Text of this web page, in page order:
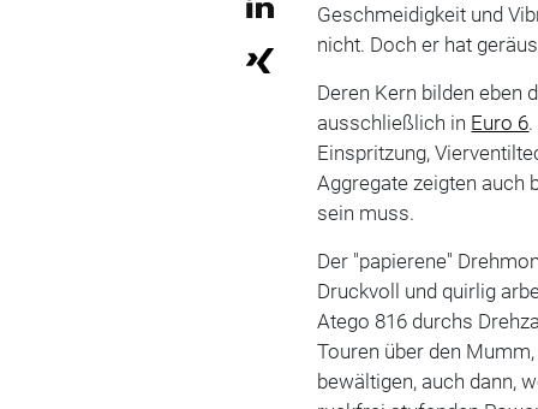
Geschmeidigkeit und
nicht. Doch er hat
Deren Kern bilden eben
ausschließlich in Euro 6
Einspritzung,
Aggregate zeigten auch
sein muss.
Der "papierene"
Druckvoll und quirlig
Atego 816 durchs
Touren über den
bewältigen, auch dann,